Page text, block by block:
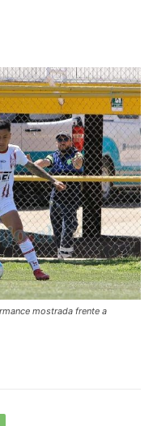
mostrada frente a